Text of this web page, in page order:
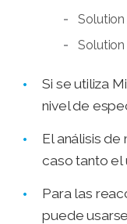
Si se utiliza
nivel de
El análisis
caso tanto el
Para las
puede